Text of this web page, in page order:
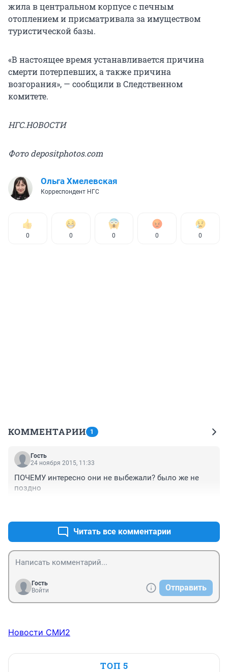
жила в центральном корпусе с печным
отоплением и присматривала за имуществом
туристической базы.
«В настоящее время устанавливается причина
смерти потерпевших, а также причина
возгорания», — сообщили в Следственном
комитете.
НГС.НОВОСТИ
Фото depositphotos.com
Ольга Хмелевская
Корреспондент НГС
0 0 0 0 0
КОММЕНТАРИИ 1
Гость
24 ноября 2015, 11:33
ПОЧЕМУ интересно они не выбежали? было же не
поздно
Читать все комментарии
Гость
Войти
Отправить
Новости СМИ2
ТОП 5